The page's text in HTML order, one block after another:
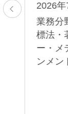
2026年
業務分
標法・
ー・メ
ンメ